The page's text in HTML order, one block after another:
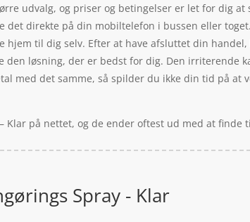
udvalg, og priser og betingelser er let for dig
direkte på din mobiltelefon i bussen eller
til dig selv. Efter at have afsluttet din
løsning, der er bedst for dig. Den irriterende
med det samme, så spilder du ikke din tid på at
Klar på nettet, og de ender oftest ud med at
Spray - Klar